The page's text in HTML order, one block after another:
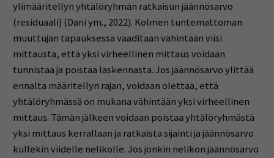
ylimääritellyn yhtälöryhmän ratkaisun jäännösarvo
(residuaali) (Dani ym., 2022). Kolmen tuntemattoman
muuttujan tapauksessa vaaditaan vähintään viisi
mittausta, että yksi virheellinen mittaus voidaan
tunnistaa ja poistaa laskennasta. Jos jäännösarvo ylittää
ennalta määritellyn rajan, voidaan olettaa, että
yhtälöryhmässä on mukana vähintään yksi virheellinen
mittaus. Tämän jälkeen voidaan poistaa yhtälöryhmästä
yksi mittaus kerrallaan ja ratkaista sijainti ja jäännösarvo
kullekin viidelle nelikolle. Jos jonkin nelikon jäännösarvo